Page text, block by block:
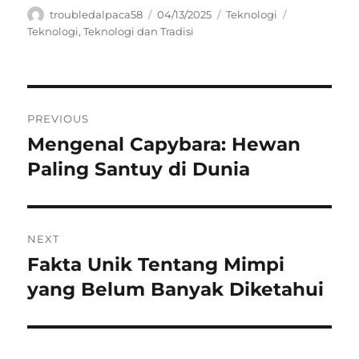
Author
troubledalpaca58
Posted
on
04/13/2025 Categories
Teknologi
Teknologi,Teknologi dan Tradisi
pos
PREVIOUS
Previous
post:
Mengenal Capybara: Hewan
Paling Santuy di Dunia
NEXT
Next
post:
Fakta Unik Tentang Mimpi
yang Belum Banyak Diketahui